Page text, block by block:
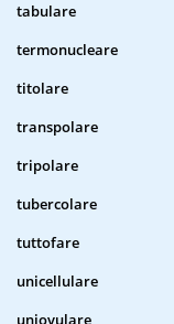
tabulare
termonucleare
titolare
transpolare
tripolare
tubercolare
tuttofare
unicellulare
uniovulare